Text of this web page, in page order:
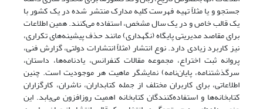
جستجو و یا مثلاً تهیه فهرست کلیه مدارک منتشر شده در یک کشور با
یک قالب خاص و در یک سال مشخص، استفاده می‌کنند. همین اطلاعات
برای مقاصد مدیریتی پایگاه (نگهداری) مانند حذف پیشینه‌های تکراری،
نیز کاربرد زیادی دارد. نوع انتشار (مثلاً انتشارات دولتی، گزارش فنی،
پروانه ثبت اختراع، مجموعه مقالات کنفرانس، یادنامه‌ها، داستان،
سرگذشتنامه، پایان‌نامه) نمایشگر ماهیت هر موجودیت است. چنین
اطلاعاتی، برای کاربران مختلف از جمله کتابداران، ناشران، کارگزاران
کتابخانه‌ها و استفاده‌کنندگان کتابخانه اهمیت روزافزون می‌یابد. این